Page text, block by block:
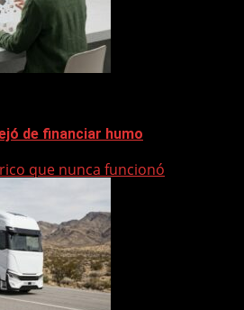
de financiar humo
que nunca funcionó